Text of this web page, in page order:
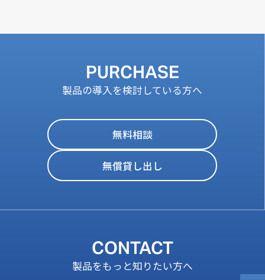
PURCHASE
製品の導入を検討している方へ
無料相談
無償貸し出し
CONTACT
製品をもっと知りたい方へ